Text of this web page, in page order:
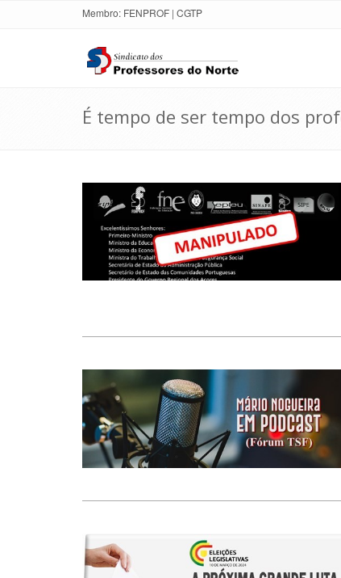
Membro: FENPROF | CGTP
É tempo de ser tempo dos